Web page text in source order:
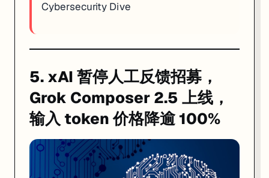
Cybersecurity Dive
5. xAI 暂停人工反馈招募，
Grok Composer 2.5 上线，
输入 token 价格降逾 100%